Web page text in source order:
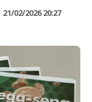
21/02/2026 20:27